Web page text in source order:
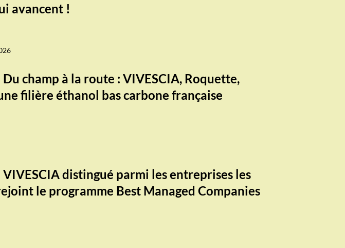
avancent !
champ à la route : VIVESCIA, Roquette,
filière éthanol bas carbone française
distingué parmi les entreprises les
le programme Best Managed Companies